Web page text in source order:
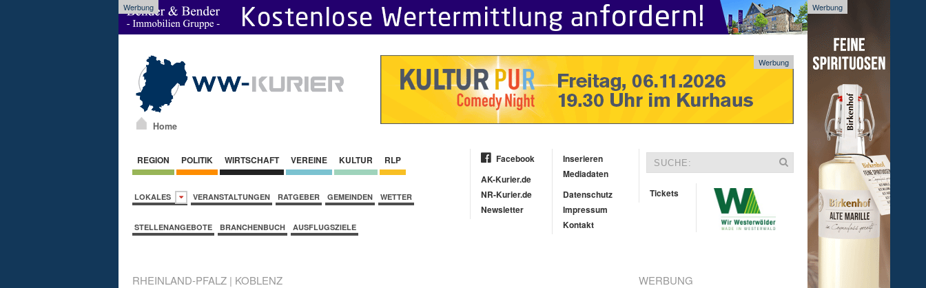
Werbung Werbung
Home
Werbung
REGION POLITIK WIRTSCHAFT VEREINE KULTUR RLP
LOKALES VERANSTALTUNGEN RATGEBER GEMEINDEN WETTER
STELLENANGEBOTE BRANCHENBUCH AUSFLUGSZIELE
Facebook
AK-Kurier.de
NR-Kurier.de
Newsletter
Inserieren
Mediadaten
Datenschutz
Impressum
Kontakt
Tickets
RHEINLAND-PFALZ | KOBLENZ WERBUNG